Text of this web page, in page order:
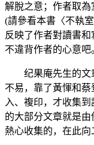
解脫之意；作者取為
(請參看本書〈不執
反映了作者對讀書
不違背作者的心意吧
纪果庵先生的文
不易，靠了黃惲和
入、複印，才收集到
的大部分文章就是
熱心收集的，在此向